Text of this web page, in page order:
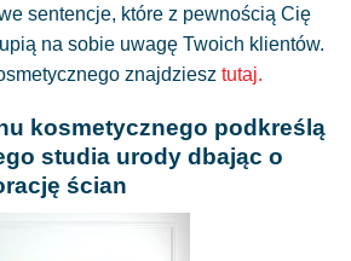
na
stronie
produktu
sentencje, które z pewnością Cię
na sobie uwagę Twoich klientów.
znajdziesz tutaj.
kosmetycznego podkreślą
studia urody dbając o
ścian